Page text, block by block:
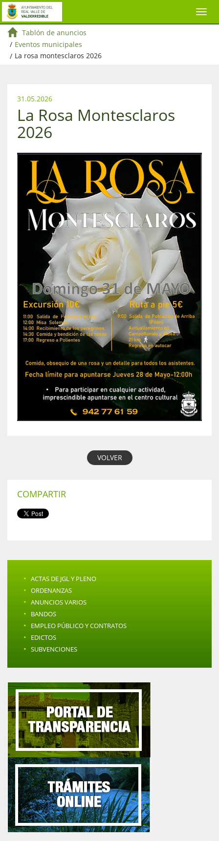
Tablón de anuncios
/ Eventos municipales
/ La rosa montesclaros 2026
31.05.2026
La Rosa Montesclaros
2026
VOLVER
COMPARTIR
· ACTAS DE JGL Y PLENO
· ORDENANZAS
· ANUNCIOS VARIOS
· BANDOS
· EMPLEO PÚBLICO Y CONTRATOS
· EDICTOS
· SUBVENCIONES